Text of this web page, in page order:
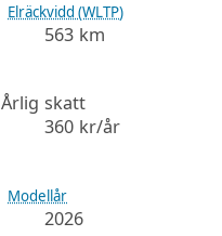
Elräckvidd (WLTP)
563 km
Årlig skatt
360 kr/år
Modellår
2026